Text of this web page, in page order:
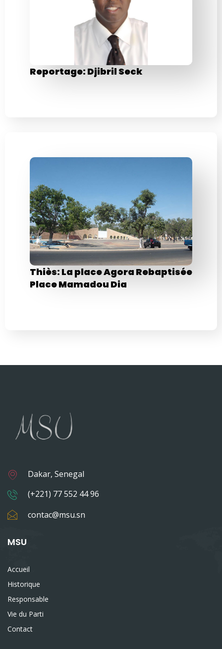
Reportage: Djibril Seck
Thiès: La place Agora Rebaptisée
Place Mamadou Dia
Dakar, Senegal
(+221) 77 552 44 96
contac@msu.sn
MSU
Accueil
Historique
Responsable
Vie du Parti
Contact